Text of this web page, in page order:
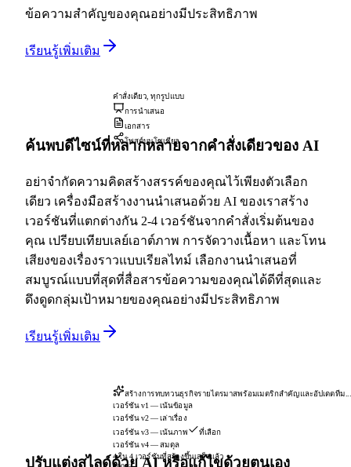
ข้อความสำคัญของคุณอย่างมีประสิทธิภาพ
เรียนรู้เพิ่มเติม
คำสั่งเดียว, ทุกรูปแบบ
การนำเสนอ
เอกสาร
โพสต์บนโซเชียล
ค้นพบดีไซน์ที่หลากหลายจากคำสั่งเดียวของ AI
อย่าจำกัดความคิดสร้างสรรค์ของคุณไว้เพียงตัวเลือก
เดียว เครื่องมือสร้างงานนำเสนอด้วย AI ของเราสร้าง
เวอร์ชันที่แตกต่างกัน 2-4 เวอร์ชันจากคำสั่งเริ่มต้นของ
คุณ เปรียบเทียบเลย์เอาต์ภาพ การจัดวางเนื้อหา และโทน
เสียงของเรื่องราวแบบเรียลไทม์ เลือกงานนำเสนอที่
สมบูรณ์แบบที่สุดที่สื่อสารข้อความของคุณได้ดีที่สุดและ
ดึงดูดกลุ่มเป้าหมายของคุณอย่างมีประสิทธิภาพ
เรียนรู้เพิ่มเติม
สร้างการทบทวนธุรกิจรายไตรมาสพร้อมเมตริกสำคัญและอัปเดตทีม...
เวอร์ชัน v1 — เน้นข้อมูล
เวอร์ชัน v2 — เล่าเรื่อง
เวอร์ชัน v3 — เน้นภาพ
ที่เลือก
เวอร์ชัน v4 — สมดุล
4 ใน 4 เวอร์ชันที่สร้างขึ้นเสร็จแล้ว
ปรับแต่งสไลด์ด้วย AI หรือแก้ไขด้วยตนเอง